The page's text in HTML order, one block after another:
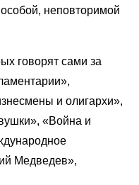
неповторимой
говорят сами за
и олигархи»,
«Война и
Медведев»,